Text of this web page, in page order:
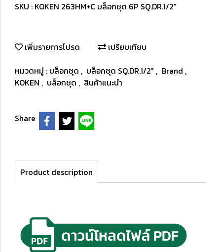
SKU : KOKEN 263HM+C บล็อกชุด 6P SQ.DR.1/2"
เพิ่มรายการโปรด
เปรียบเทียบ
หมวดหมู่ : บล็อกชุด , บล็อกชุด SQ.DR.1/2" , Brand ,
KOKEN , บล็อกชุด , สินค้าแนะนำ
Share
Product description